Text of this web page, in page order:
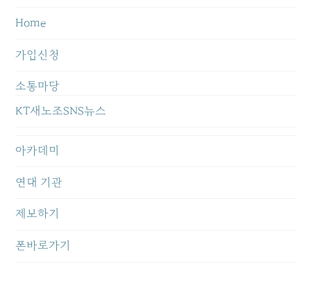
Home
가입신청
소통마당
KT새노조SNS뉴스
아카데미
연대 기관
제보하기
폰바로가기